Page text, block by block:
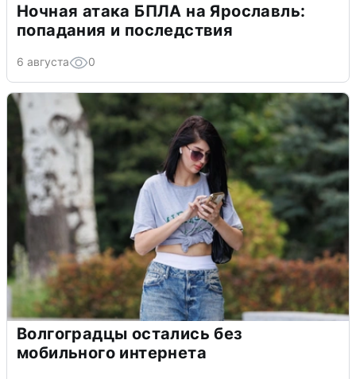
Ночная атака БПЛА на Ярославль:
попадания и последствия
6 августа 0
Волгоградцы остались без
мобильного интернета